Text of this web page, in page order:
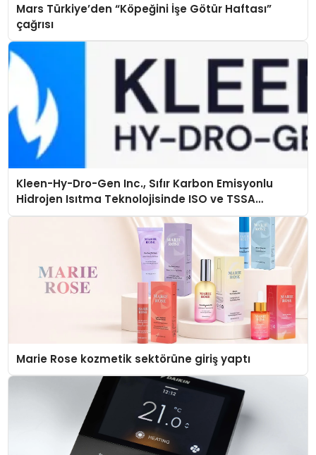
Mars Türkiye’den “Köpeğini İşe Götür Haftası”
çağrısı
Kleen-Hy-Dro-Gen Inc., Sıfır Karbon Emisyonlu
Hidrojen Isıtma Teknolojisinde ISO ve TSSA
Düzenleyici Onaylarını Aldı
Marie Rose kozmetik sektörüne giriş yaptı